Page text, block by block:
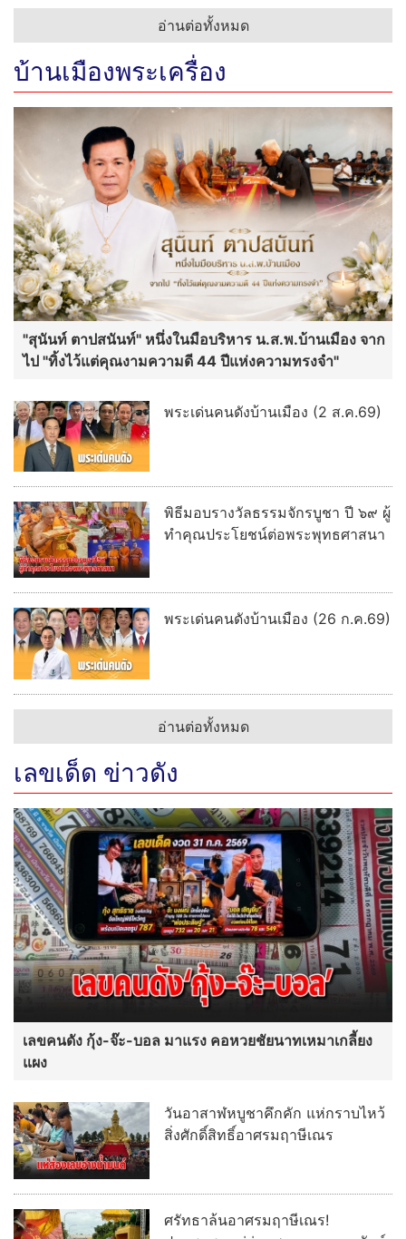
อ่านต่อทั้งหมด
บ้านเมืองพระเครื่อง
"สุนันท์ ตาปสนันท์" หนึ่งในมือบริหาร น.ส.พ.บ้านเมือง จาก
ไป "ทิ้งไว้แต่คุณงามความดี 44 ปีแห่งความทรงจำ"
พระเด่นคนดังบ้านเมือง (2 ส.ค.69)
พิธีมอบรางวัลธรรมจักรบูชา ปี ๖๙ ผู้
ทำคุณประโยชน์ต่อพระพุทธศาสนา
พระเด่นคนดังบ้านเมือง (26 ก.ค.69)
อ่านต่อทั้งหมด
เลขเด็ด ข่าวดัง
เลขคนดัง กุ้ง-จ๊ะ-บอล มาแรง คอหวยชัยนาทเหมาเกลี้ยง
แผง
วันอาสาฬหบูชาคึกคัก แห่กราบไหว้
สิ่งศักดิ์สิทธิ์อาศรมฤาษีเณร
ศรัทธาล้นอาศรมฤาษีเณร!